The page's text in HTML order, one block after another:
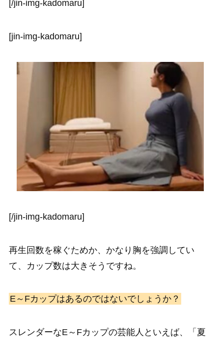
[/jin-img-kadomaru]
[jin-img-kadomaru]
[/jin-img-kadomaru]
再生回数を稼ぐためか、かなり胸を強調してい
て、カップ数は大きそうですね。
E～Fカップはあるのではないでしょうか？
スレンダーなE～Fカップの芸能人といえば、「夏